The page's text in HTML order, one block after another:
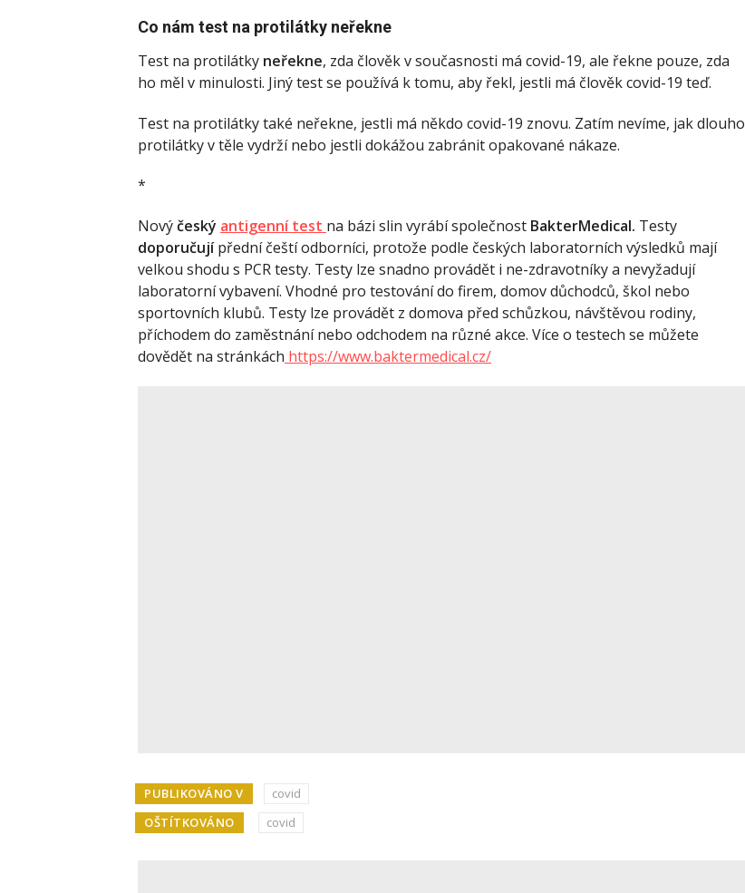
Co nám test na protilátky neřekne
Test na protilátky neřekne, zda člověk v současnosti má covid-19, ale řekne pouze, zda
ho měl v minulosti. Jiný test se používá k tomu, aby řekl, jestli má člověk covid-19 teď.
Test na protilátky také neřekne, jestli má někdo covid-19 znovu. Zatím nevíme, jak dlouho
protilátky v těle vydrží nebo jestli dokážou zabránit opakované nákaze.
*
Novýčeský antigenní test na bázi slin vyrábí společnost BakterMedical. Testy
doporučujípřední čeští odborníci, protože podle českých laboratorních výsledků mají
velkou shodu s PCR testy. Testy lze snadno provádět i ne-zdravotníky a nevyžadují
laboratorní vybavení. Vhodné pro testování do firem, domov důchodců, škol nebo
sportovních klubů. Testy lze provádět z domova před schůzkou, návštěvou rodiny,
příchodem do zaměstnání nebo odchodem na různé akce. Více o testech se můžete
dovědět na stránkách https://www.baktermedical.cz/
PUBLIKOVÁNO V
covid
OŠTÍTKOVÁNO
covid